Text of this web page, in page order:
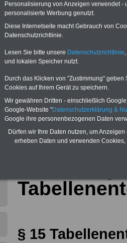
>>>zur
Sparkassen
§ 15
Personalisierung von Anzeigen verwendet
personalisierte Werbung genutzt.
Diese Internetseite macht Gebrauch von
Datenschutzrichtlinie.
Lesen Sie bitte unsere Datenschutzrichtlinie
und lokalen Speicher nutzt.
Durch das Klicken von "Zustimmung"
Cookies auf Ihrem Gerät zu speichern.
Wir gewähren Dritten - einschließlich
Google-Website "Datenschutzerklärung &
Google ihre personenbezogenen Daten
Dürfen wir Ihre Daten nutzen, um
erheben Daten und verwenden